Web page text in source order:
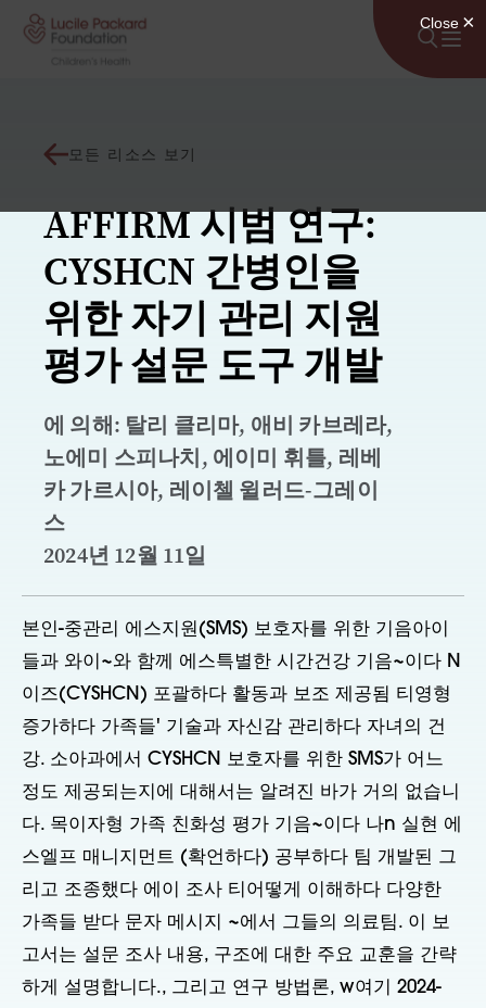
콘텐츠로 건너뛰기
모든 리소스 보기
AFFIRM 시범 연구:
CYSHCN 간병인을
위한 자기 관리 지원
평가 설문 도구 개발
에 의해: 탈리 클리마, 애비 카브레라,
노에미 스피나치, 에이미 휘틀, 레베
카 가르시아, 레이첼 윌러드-그레이
스
2024년 12월 11일
본인-중관리 에스지원(SMS) 보호자를 위한 기음아이
들과 와이 ~와 함께 에스특별한 시간건강 기음~이다 N
이즈(CYSHCN) 포괄하다 활동과 보조 제공됨 티 영형
증가하다 가족들' 기술과 자신감 관리하다 자녀의 건
강. 소아과에서 CYSHCN 보호자를 위한 SMS가 어느
정도 제공되는지에 대해서는 알려진 바가 거의 없습니
다. 목이자형 가족 친화성 평가 기음~이다 나n 실현 에
스엘프 매니지먼트 (확언하다) 공부하다 팀 개발된 그
리고 조종했다 에이 조사 티 어떻게 이해하다 다양한
가족들 받다 문자 메시지 ~에서 그들의 의료팀. 이 보
고서는 설문 조사 내용, 구조에 대한 주요 교훈을 간략
하게 설명합니다., 그리고 연구 방법론, w여기
2024-